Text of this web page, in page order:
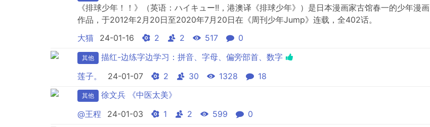
《排球少年！！》（英语：ハイキュー!!，港澳译《排球少年》）是日本漫画家古馆春一的少年漫画
作品，于2012年2月20日至2020年7月20日在《周刊少年Jump》连载，全402话。
大猫
24-01-16 2 2 517 0
其他
描红-边练字边学习：拼音、字母、偏旁部首、数字
莲子。
24-01-07 2 30 1328 18
其他
徐文兵 《中医太美》
@王程
24-01-03 1 2 599 0